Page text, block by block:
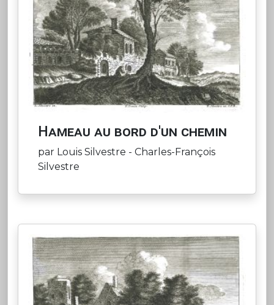
Hameau au bord d'un chemin
par Louis Silvestre - Charles-François
Silvestre